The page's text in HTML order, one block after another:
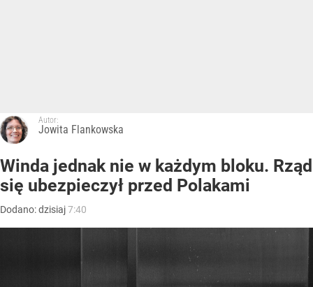
Autor:
Jowita Flankowska
Winda jednak nie w każdym bloku. Rząd
się ubezpieczył przed Polakami
Dodano:dzisiaj7:40